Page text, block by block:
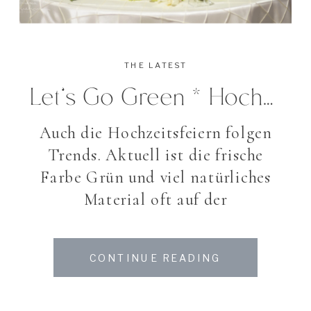
Auch die Hochzeitsfeiern folgen
Trends. Aktuell ist die frische
Farbe Grün und viel natürliches
Material oft auf der
nicht nur teilweise etwas Kosten
ein sondern macht auch noch viel
Let’s Go Green * Hochzeitsdekoration In Grün
THE LATEST
CONTINUE READING